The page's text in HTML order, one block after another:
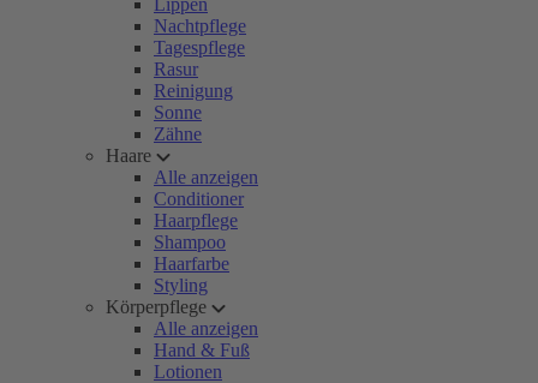
Lippen
Nachtpflege
Tagespflege
Rasur
Reinigung
Sonne
Zähne
Haare
Alle anzeigen
Conditioner
Haarpflege
Shampoo
Haarfarbe
Styling
Körperpflege
Alle anzeigen
Hand & Fuß
Lotionen